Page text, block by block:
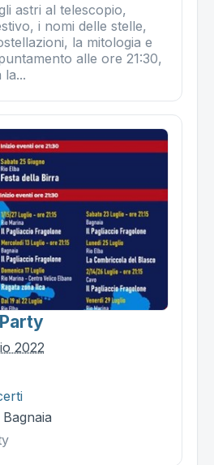
astri al telescopio,
i nomi delle stelle,
la mitologia e
alle ore 21:30,
la...
2022